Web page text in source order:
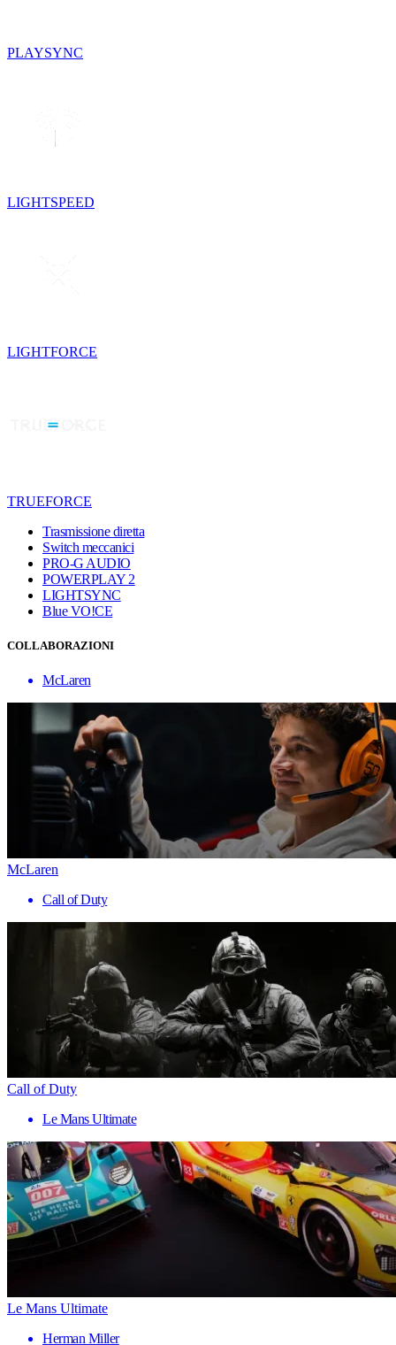
PLAYSYNC
LIGHTSPEED
LIGHTFORCE
TRUEFORCE
Trasmissione diretta
Switch meccanici
PRO-G AUDIO
POWERPLAY 2
LIGHTSYNC
Blue VO!CE
COLLABORAZIONI
McLaren
McLaren
Call of Duty
Call of Duty
Le Mans Ultimate
Le Mans Ultimate
Herman Miller